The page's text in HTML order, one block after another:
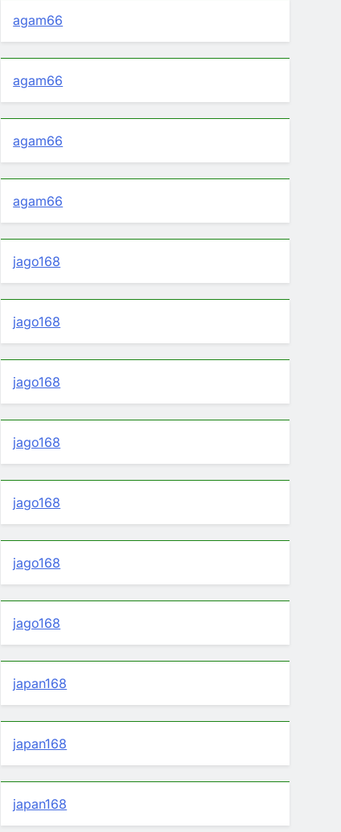
agam66
agam66
agam66
agam66
jago168
jago168
jago168
jago168
jago168
jago168
jago168
japan168
japan168
japan168